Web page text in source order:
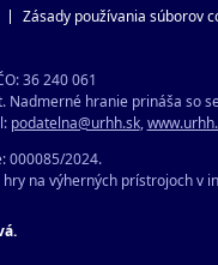
Zásady používania súborov
36 240 061
hranie prináša so
podatelna@urhh.sk,
000085/2024.
na výherných prístrojoch v